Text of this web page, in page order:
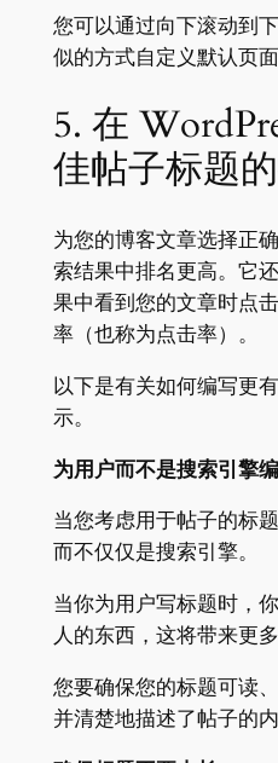
您可以通过向下滚动到
似的方式自定义默认页面
5. 在
佳帖子标题
为您的博客文章选择正
索结果中排名更高。它
果中看到您的文章时点
率（也称为点击率）。
以下是有关如何编写更
示。
为用户而不是搜索引擎
当您考虑用于帖子的标
而不仅仅是搜索引擎。
当你为用户写标题时，
人的东西，这将带来更多
您要确保您的标题可读
并清楚地描述了帖子的内